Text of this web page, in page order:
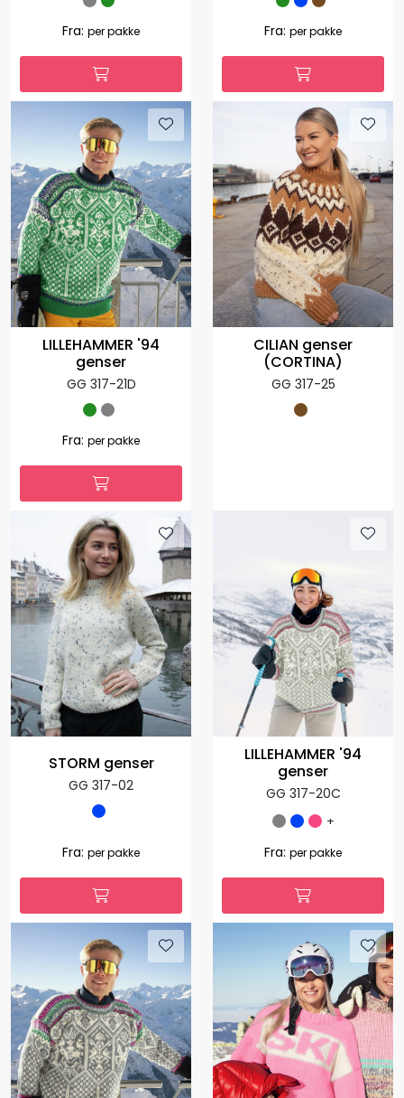
Fra: per pakke Fra: per pakke
LILLEHAMMER '94
genser
GG 317-21D
Fra: per pakke
CILIAN genser
(CORTINA)
GG 317-25
STORM genser
GG 317-02
Fra: per pakke
LILLEHAMMER '94
genser
GG 317-20C
+
Fra: per pakke